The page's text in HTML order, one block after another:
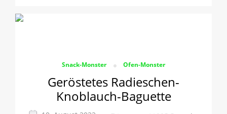
Snack-Monster Ofen-Monster
Geröstetes Radieschen-
Knoblauch-Baguette